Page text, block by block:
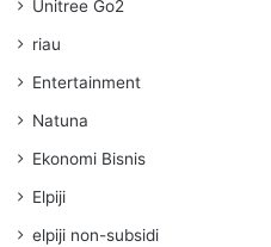
Unitree Go2
riau
Entertainment
Natuna
Ekonomi Bisnis
Elpiji
elpiji non-subsidi